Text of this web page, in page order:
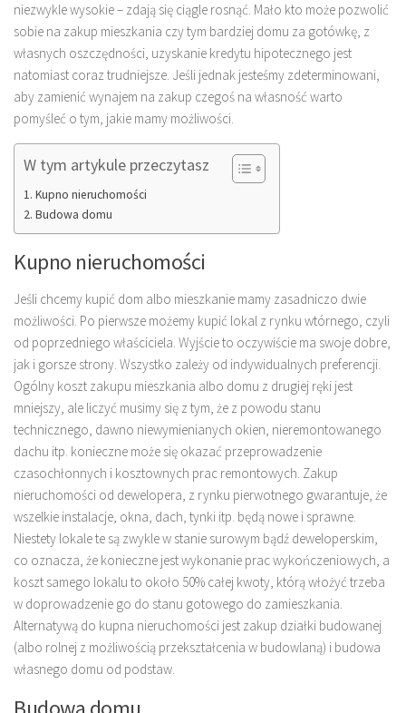
niezwykle wysokie – zdają się ciągle rosnąć. Mało kto może pozwolić
sobie na zakup mieszkania czy tym bardziej domu za gotówkę, z
własnych oszczędności, uzyskanie kredytu hipotecznego jest
natomiast coraz trudniejsze. Jeśli jednak jesteśmy zdeterminowani,
aby zamienić wynajem na zakup czegoś na własność warto
pomyśleć o tym, jakie mamy możliwości.
W tym artykule przeczytasz
Kupno nieruchomości
Budowa domu
Kupno nieruchomości
Jeśli chcemy kupić dom albo mieszkanie mamy zasadniczo dwie
możliwości. Po pierwsze możemy kupić lokal z rynku wtórnego, czyli
od poprzedniego właściciela. Wyjście to oczywiście ma swoje dobre,
jak i gorsze strony. Wszystko zależy od indywidualnych preferencji.
Ogólny koszt zakupu mieszkania albo domu z drugiej ręki jest
mniejszy, ale liczyć musimy się z tym, że z powodu stanu
technicznego, dawno niewymienianych okien, nieremontowanego
dachu itp. konieczne może się okazać przeprowadzenie
czasochłonnych i kosztownych prac remontowych. Zakup
nieruchomości od dewelopera, z rynku pierwotnego gwarantuje, że
wszelkie instalacje, okna, dach, tynki itp. będą nowe i sprawne.
Niestety lokale te są zwykle w stanie surowym bądź deweloperskim,
co oznacza, że konieczne jest wykonanie prac wykończeniowych, a
koszt samego lokalu to około 50% całej kwoty, którą włożyć trzeba
w doprowadzenie go do stanu gotowego do zamieszkania.
Alternatywą do kupna nieruchomości jest zakup działki budowanej
(albo rolnej z możliwością przekształcenia w budowlaną) i budowa
własnego domu od podstaw.